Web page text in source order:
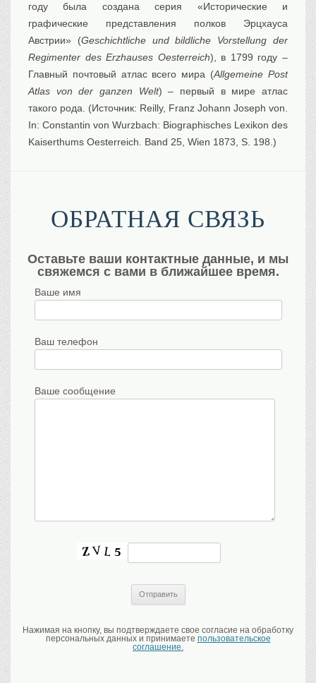
году была создана серия «Исторические и
графические представления полков Эрцхауса
Австрии» (Geschichtliche und bildliche Vorstellung der
Regimenter des Erzhauses Oesterreich), в 1799 году –
Главный почтовый атлас всего мира (Allgemeine Post
Atlas von der ganzen Welt) – первый в мире атлас
такого рода. (Источник: Reilly, Franz Johann Joseph von.
In: Constantin von Wurzbach: Biographisches Lexikon des
Kaiserthums Oesterreich. Band 25, Wien 1873, S. 198.)
ОБРАТНАЯ СВЯЗЬ
Оставьте ваши контактные данные, и мы
свяжемся с вами в ближайшее время.
Ваше имя
Ваш телефон
Ваше сообщение
Нажимая на кнопку, вы подтверждаете свое согласие на обработку
персональных данных и принимаете пользовательское
соглашение.